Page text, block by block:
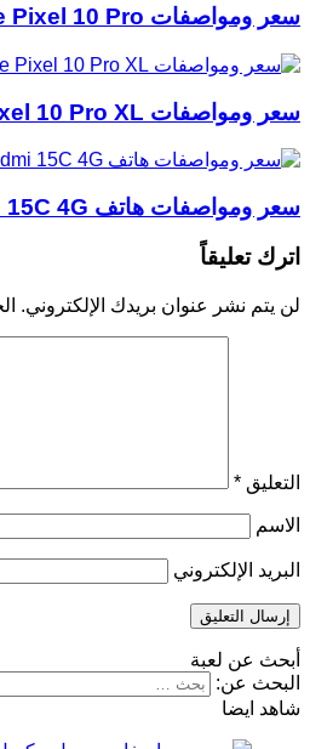
سعر ومواصفات Google Pixel 10 Pro – ميزاته وعيوبه
سعر ومواصفات Google Pixel 10 Pro XL – مميزات وعيوب هاتف جوجل بيكسل 10 برو إكس ال
سعر ومواصفات هاتف Xiaomi Redmi 15C 4G – مزايا وعيوب شاومي ريدمي 15C
اترك تعليقاً
لن يتم نشر عنوان بريدك الإلكتروني.
التعليق *
الاسم
البريد الإلكتروني
أبحث عن لعبة
البحث عن:
شاهد ايضا